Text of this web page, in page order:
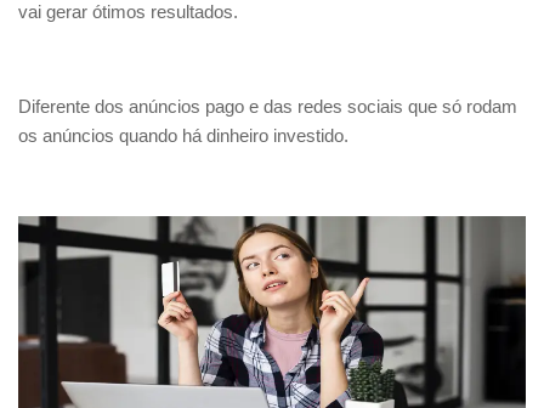
vai gerar ótimos resultados.
Diferente dos anúncios pago e das redes sociais que só rodam
os anúncios quando há dinheiro investido.